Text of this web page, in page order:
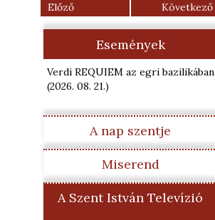
Előző
Következő
Események
Verdi REQUIEM az egri bazilikában
(2026. 08. 21.)
A nap szentje
Miserend
A Szent István Televízió